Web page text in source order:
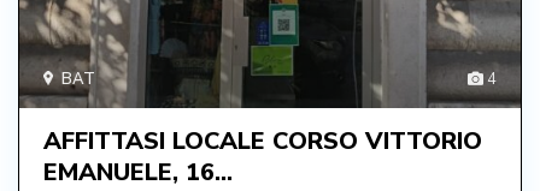
4
BAT
AFFITTASI LOCALE CORSO VITTORIO
EMANUELE, 16...